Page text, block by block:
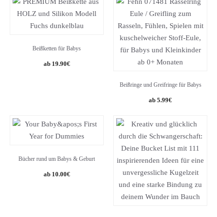
Beißketten für Babys
19.90€
Beißringe und Greifringe für Babys
5.99€
Bücher rund um Babys & Geburt
10.00€